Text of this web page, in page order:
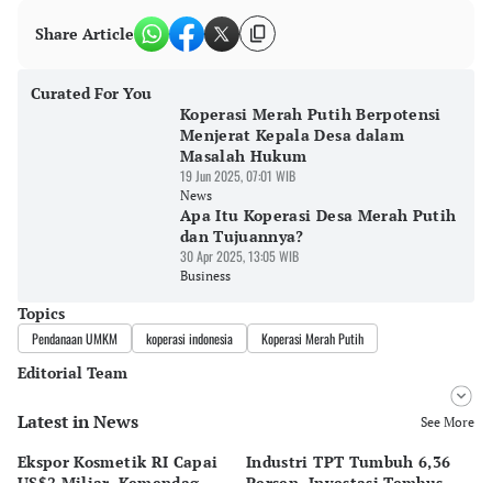
Share Article
Curated For You
Koperasi Merah Putih Berpotensi
Menjerat Kepala Desa dalam
Masalah Hukum
19 Jun 2025, 07:01 WIB
News
Apa Itu Koperasi Desa Merah Putih
dan Tujuannya?
30 Apr 2025, 13:05 WIB
Business
Topics
Pendanaan UMKM koperasi indonesia Koperasi Merah Putih
Editorial Team
Editor
Latest in News See More
Ekspor Kosmetik RI Capai
Industri TPT Tumbuh 6,36